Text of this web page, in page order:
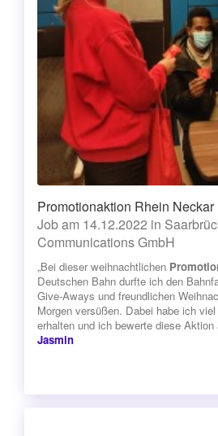
Promotionaktion Rhein Neckar
Job am 14.12.2022 in
Communications GmbH
„Bei dieser weihnachtlichen
Deutschen Bahn durfte ich den
Give-Aways und freundlichen
Morgen versüßen. Dabei habe ich
erhalten und ich bewerte diese Aktion
Jasmin